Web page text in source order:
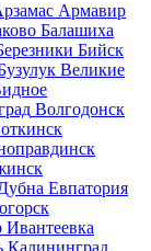
Армавир
Балашиха
Бийск
Великие
Волгодонск
Евпатория
Ивантеевка